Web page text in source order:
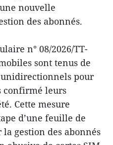
nouvelle
des abonnés.
n° 08/2026/TT-
sont tenus de
pour
confirmé leurs
Cette mesure
d’une feuille de
gestion des abonnés